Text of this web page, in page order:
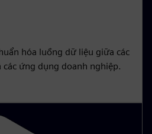
hóa luồng dữ liệu giữa các
ứng dụng doanh nghiệp.